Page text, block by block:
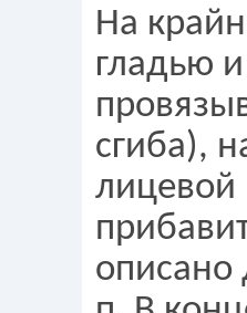
На
гладью
сгиба),
лицевой
описано